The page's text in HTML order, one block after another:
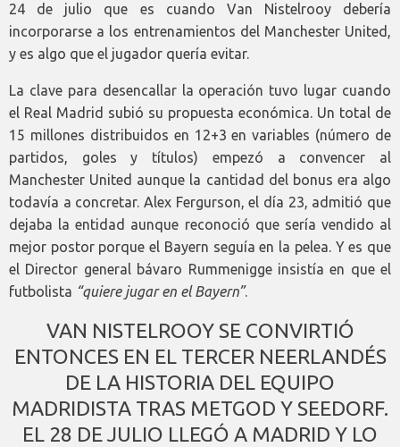
24 de julio que es cuando Van Nistelrooy debería
incorporarse a los entrenamientos del Manchester United,
y es algo que el jugador quería evitar.
La clave para desencallar la operación tuvo lugar cuando
el Real Madrid subió su propuesta económica. Un total de
15 millones distribuidos en 12+3 en variables (número de
partidos, goles y títulos) empezó a convencer al
Manchester United aunque la cantidad del bonus era algo
todavía a concretar. Alex Fergurson, el día 23, admitió que
dejaba la entidad aunque reconoció que sería vendido al
mejor postor porque el Bayern seguía en la pelea. Y es que
el Director general bávaro Rummenigge insistía en que el
futbolista “quiere jugar en el Bayern”.
VAN NISTELROOY SE CONVIRTIÓ
ENTONCES EN EL TERCER NEERLANDÉS
DE LA HISTORIA DEL EQUIPO
MADRIDISTA TRAS METGOD Y SEEDORF.
EL 28 DE JULIO LLEGÓ A MADRID Y LO